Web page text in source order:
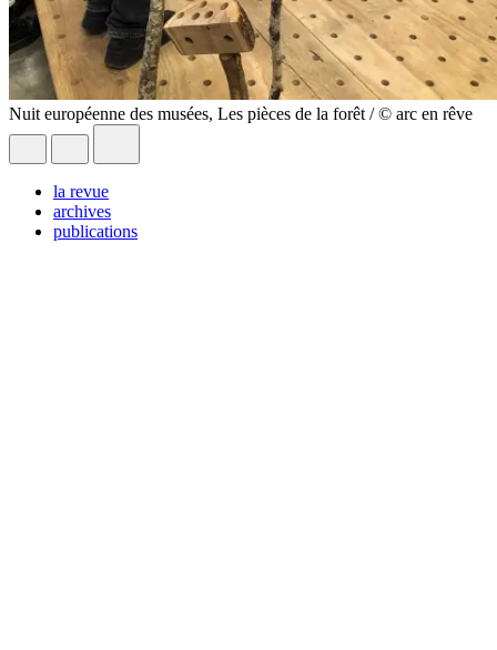
Nuit européenne des musées, Les pièces de la forêt / © arc en rêve
la revue
archives
publications